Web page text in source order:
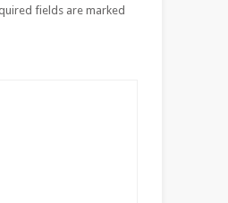
fields are marked